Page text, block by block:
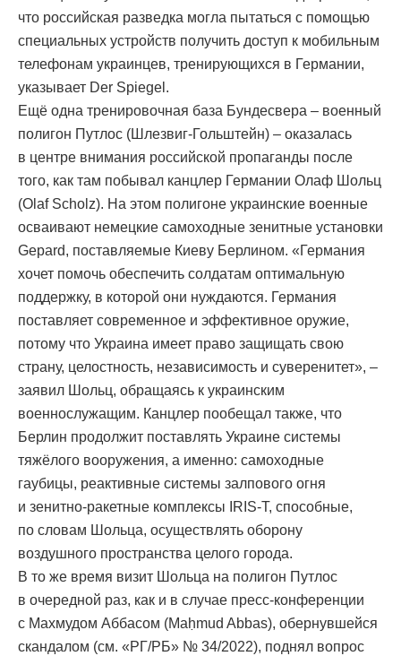
что российская разведка могла пытаться с помощью
специальных устройств получить доступ к мобильным
телефонам украинцев, тренирующихся в Германии,
указывает Der Spiegel.
Ещё одна тренировочная база Бундесвера – военный
полигон Путлос (Шлезвиг-Гольштейн) – оказалась
в центре внимания российской пропаганды после
того, как там побывал канцлер Германии Олаф Шольц
(Olaf Scholz). На этом полигоне украинские военные
осваивают немецкие самоходные зенитные установки
Gepard, поставляемые Киеву Берлином. «Германия
хочет помочь обеспечить солдатам оптимальную
поддержку, в которой они нуждаются. Германия
поставляет современное и эффективное оружие,
потому что Украина имеет право защищать свою
страну, целостность, независимость и суверенитет», –
заявил Шольц, обращаясь к украинским
военнослужащим. Канцлер пообещал также, что
Берлин продолжит поставлять Украине системы
тяжёлого вооружения, а именно: самоходные
гаубицы, реактивные системы залпового огня
и зенитно-ракетные комплексы IRIS-Т, способные,
по словам Шольца, осуществлять оборону
воздушного пространства целого города.
В то же время визит Шольца на полигон Путлос
в очередной раз, как и в случае пресс-конференции
с Махмудом Аббасом (Maḥmud Abbas), обернувшейся
скандалом (см. «РГ/РБ» № 34/2022), поднял вопрос